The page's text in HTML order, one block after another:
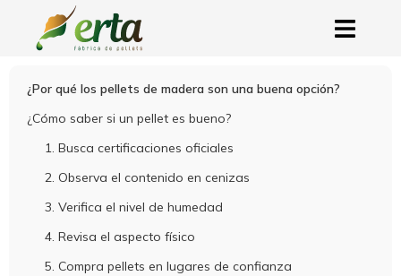
¿Por qué los pellets de madera son una buena opción?
¿Cómo saber si un pellet es bueno?
1. Busca certificaciones oficiales
2. Observa el contenido en cenizas
3. Verifica el nivel de humedad
4. Revisa el aspecto físico
5. Compra pellets en lugares de confianza